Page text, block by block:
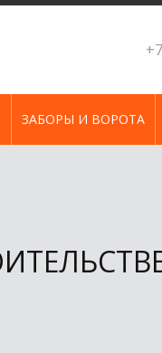
ЗАБОРЫ И ВОРОТА